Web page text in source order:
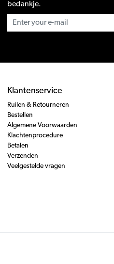
bedankje.
Klantenservice
Ruilen & Retourneren
Bestellen
Algemene Voorwaarden
Klachtenprocedure
Betalen
Verzenden
Veelgestelde vragen